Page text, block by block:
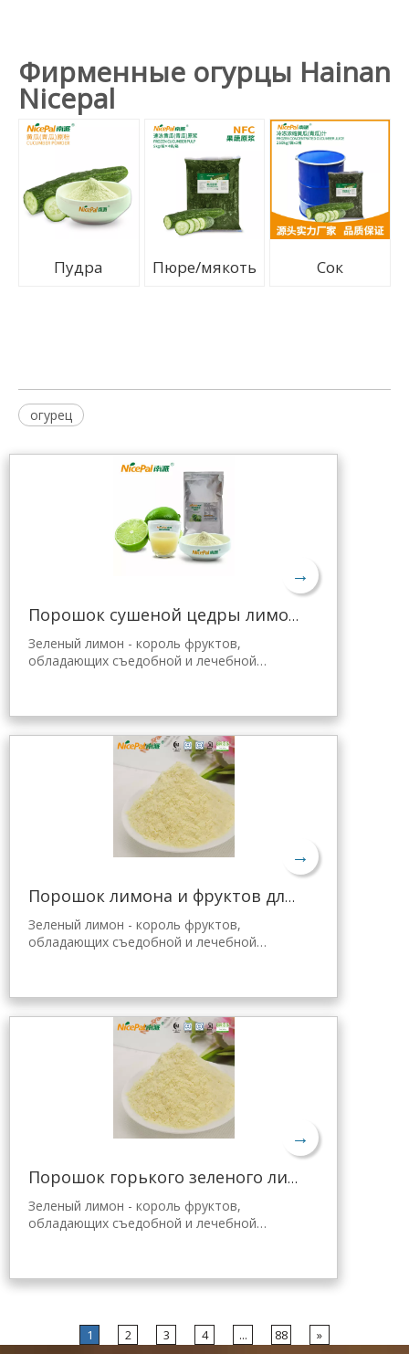
Фирменные огурцы Hainan
Nicepal
Пудра Пюре/мякоть Сок
огурец
→
Порошок сушеной цедры лимона оптом
Зеленый лимон - король фруктов,
обладающих съедобной и лечебной
Хайнань, полученного с помощью самой
распылительной сушки и обработки,
которая хорошо сохраняет его
питательные свойства и аромат свежего
лимона. Мгновенно растворяется, удобен
→
Порошок лимона и фруктов для желе Tang
Зеленый лимон - король фруктов,
обладающих съедобной и лечебной
Хайнань, полученного с помощью самой
распылительной сушки и обработки,
которая хорошо сохраняет
питательность и аромат свежего лимона.
Мгновенно растворяется, удобен в
→
Порошок горького зеленого лимона для похудения
Зеленый лимон - король фруктов,
обладающих съедобной и лечебной
Хайнань, полученного с помощью самой
передовой в мире технологии
которая хорошо сохраняет
питательность и аромат свежего лимона.
1 2 3 4 ... 88 »